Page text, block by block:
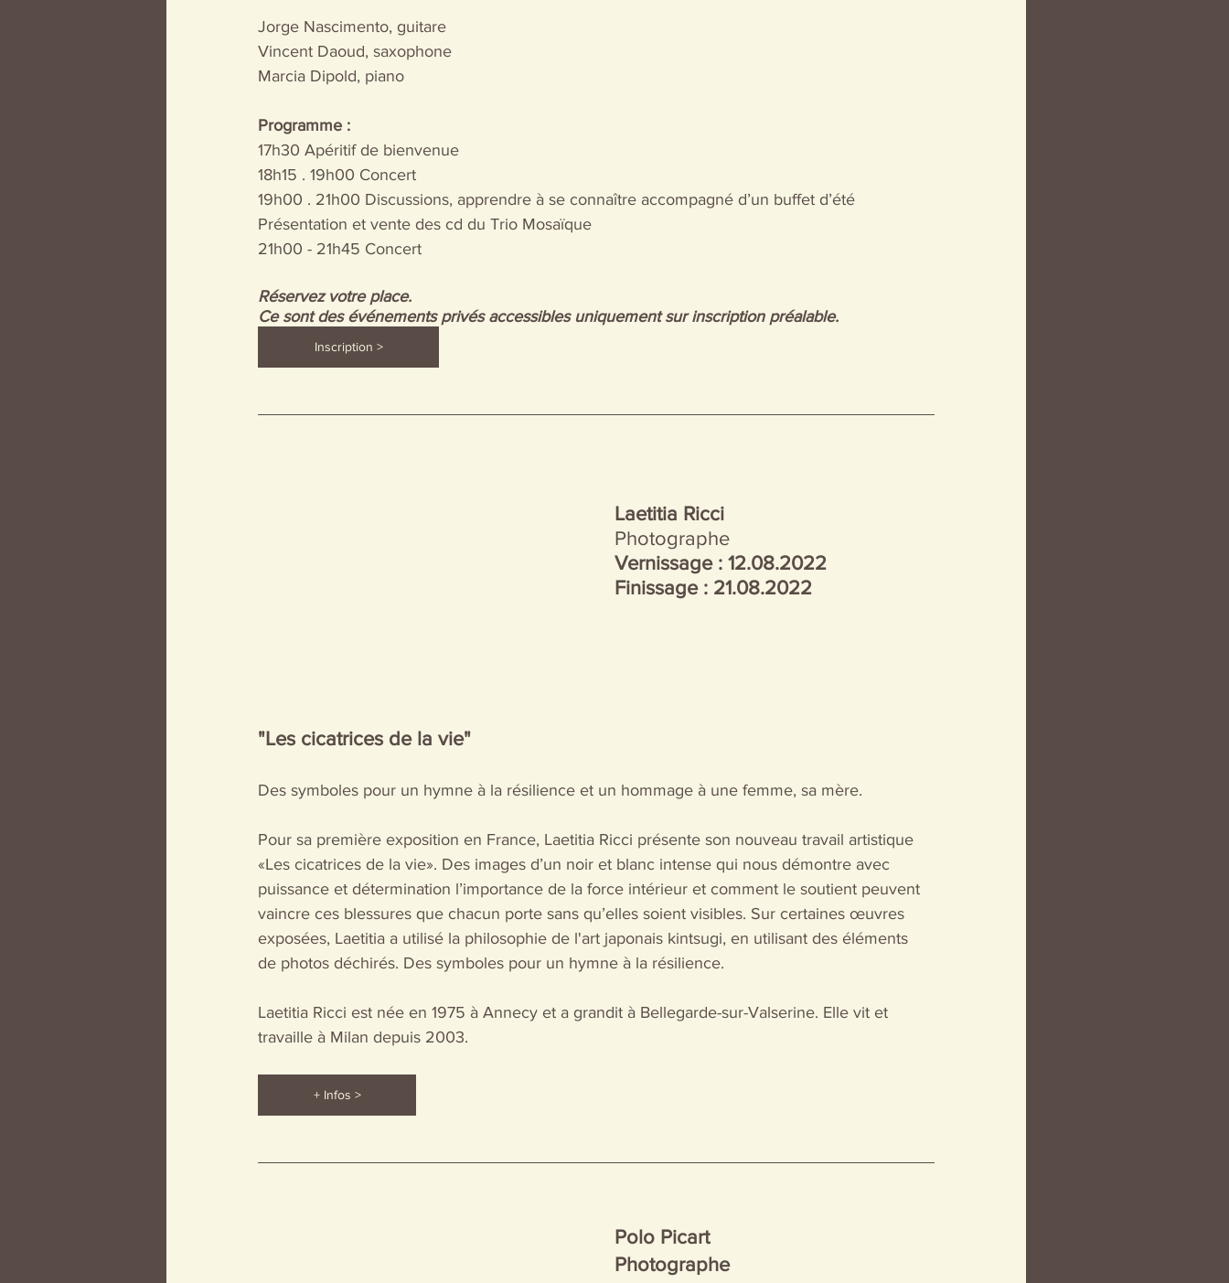
Jorge Nascimento, guitare
Vincent Daoud, saxophone
Marcia Dipold, piano
Programme :
17h30 Apéritif de bienvenue
18h15 . 19h00 Concert
19h00 . 21h00 Discussions, apprendre à se connaître accompagné d’un buffet d’été
Présentation et vente des cd du Trio Mosaïque
21h00 - 21h45 Concert
Réservez votre place.
Ce sont des événements privés accessibles uniquement sur inscription préalable.
Inscription >
Laetitia Ricci
Photographe
Vernissage : 12.08.2022
Finissage : 21.08.2022
"Les cicatrices de la vie"
Des symboles pour un hymne à la résilience et un hommage à une femme, sa mère.
Pour sa première exposition en France, Laetitia Ricci présente son nouveau travail artistique
«Les cicatrices de la vie». Des images d’un noir et blanc intense qui nous démontre avec
puissance et détermination l’importance de la force intérieur et comment le soutient peuvent
vaincre ces blessures que chacun porte sans qu’elles soient visibles. Sur certaines œuvres
exposées, Laetitia a utilisé la philosophie de l'art japonais kintsugi, en utilisant des éléments
de photos déchirés. Des symboles pour un hymne à la résilience.
Laetitia Ricci est née en 1975 à Annecy et a grandit à Bellegarde-sur-Valserine. Elle vit et
travaille à Milan depuis 2003.
+ Infos >
Polo Picart
Photographe